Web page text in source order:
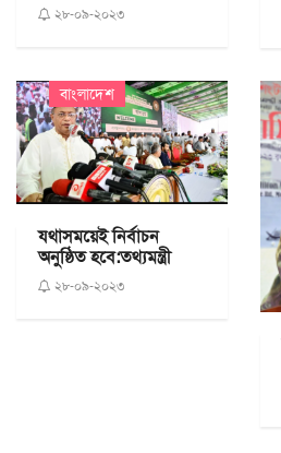
২৮-০৯-২০২৩
বাংলাদেশ
যথাসময়েই নির্বাচন
অনুষ্ঠিত হবে:তথ্যমন্ত্রী
২৮-০৯-২০২৩